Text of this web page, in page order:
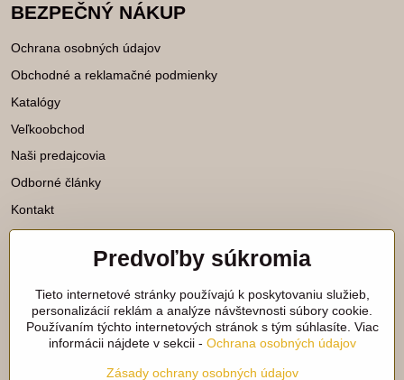
BEZPEČNÝ NÁKUP
Ochrana osobných údajov
Obchodné a reklamačné podmienky
Katalógy
Veľkoobchod
Naši predajcovia
Odborné články
Kontakt
Katalógy na stiahnutie
Viac našich noviniek nájdete aj na
sieťach:
Instagram
Predvoľby súkromia
Tieto internetové stránky používajú k poskytovaniu služieb,
personalizácií reklám a analýze návštevnosti súbory cookie.
Používaním týchto internetových stránok s tým súhlasíte. Viac
informácii nájdete v sekcii - Ochrana osobných údajov
Zásady ochrany osobných údajov